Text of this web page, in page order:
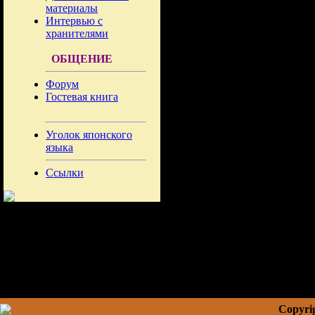
материалы
Интервью с
хранителями
ОБЩЕНИЕ
Форум
Гостевая книга
Уголок японского
языка
Ссылки